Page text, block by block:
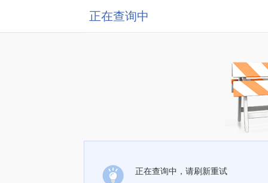
正在查询中
正在查询中，请刷新重试